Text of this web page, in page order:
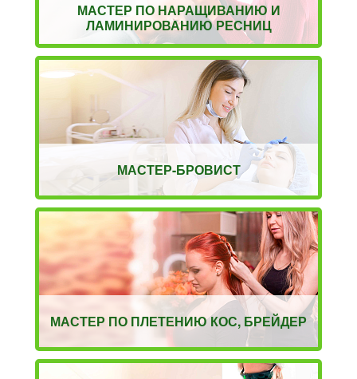
МАСТЕР ПО НАРАЩИВАНИЮ И
ЛАМИНИРОВАНИЮ РЕСНИЦ
МАСТЕР-БРОВИСТ
МАСТЕР ПО ПЛЕТЕНИЮ КОС, БРЕЙДЕР